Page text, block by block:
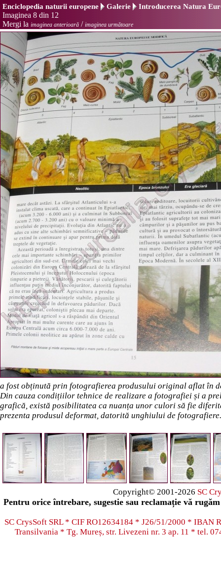
Enciclopedia naturii europene Galerie Introducerea Natura
Imaginea 8 din 12
Mergi la imaginea anterioară / imaginea următoare
a fost obținută prin fotografierea produsului original aflat în
Din cauza condițiilor tehnice de realizare a fotografiei și a
grafică, există posibilitatea ca nuanța unor culori să fie
prezenta produsul deformat, datorită unghiului de fotografiere.
Copyright© 2001-2026 SC
Pentru orice întrebare, sugestie sau reclamație vă
SC CrysSoft SRL * CIF RO12634184 * J26/51/2000 * IBAN
Transilvania * Tg. Mureș, str. Livezeni nr. 3 ap. 11 * tel.